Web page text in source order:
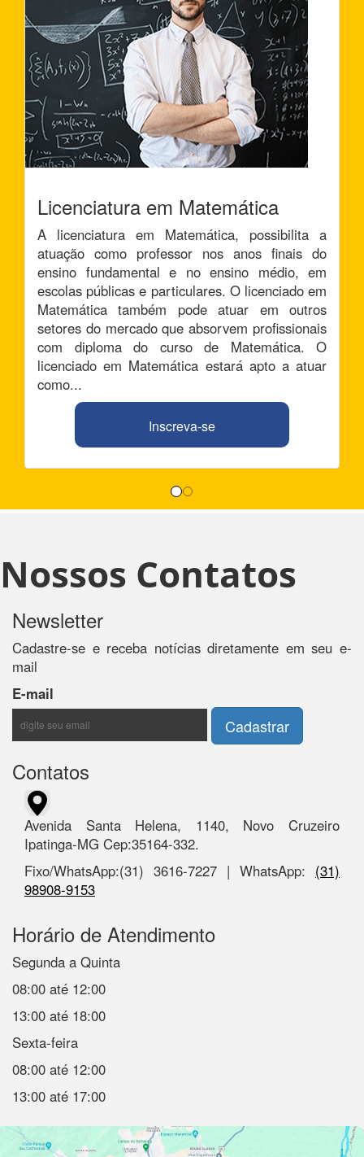
Licenciatura em Matemática
A licenciatura em Matemática, possibilita a
atuação como professor nos anos finais do
ensino fundamental e no ensino médio, em
escolas públicas e particulares. O licenciado em
Matemática também pode atuar em outros
setores do mercado que absorvem profissionais
com diploma do curso de Matemática. O
licenciado em Matemática estará apto a atuar
como...
Inscreva-se
Nossos Contatos
Newsletter
Cadastre-se e receba notícias diretamente em seu e-
mail
E-mail
Contatos
Avenida Santa Helena, 1140, Novo Cruzeiro
Ipatinga-MG Cep:35164-332.
Fixo/WhatsApp:(31) 3616-7227 | WhatsApp: (31)
98908-9153
Horário de Atendimento
Segunda a Quinta
08:00 até 12:00
13:00 até 18:00
Sexta-feira
08:00 até 12:00
13:00 até 17:00